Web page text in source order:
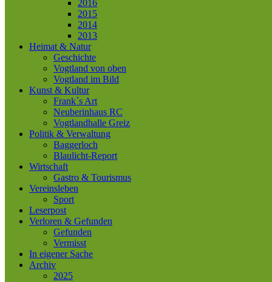
2016
2015
2014
2013
Heimat & Natur
Geschichte
Vogtland von oben
Vogtland im Bild
Kunst & Kultur
Frank´s Art
Neuberinhaus RC
Vogtlandhalle Greiz
Politik & Verwaltung
Baggerloch
Blaulicht-Report
Wirtschaft
Gastro & Tourismus
Vereinsleben
Sport
Leserpost
Verloren & Gefunden
Gefunden
Vermisst
In eigener Sache
Archiv
2025